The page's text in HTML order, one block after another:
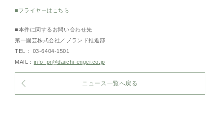
■フライヤーはこちら
■本件に関するお問い合わせ先
第一園芸株式会社／ブランド推進部
TEL： 03-6404-1501
MAIL： info_pr@daiichi-engei.co.jp
ニュース一覧へ戻る